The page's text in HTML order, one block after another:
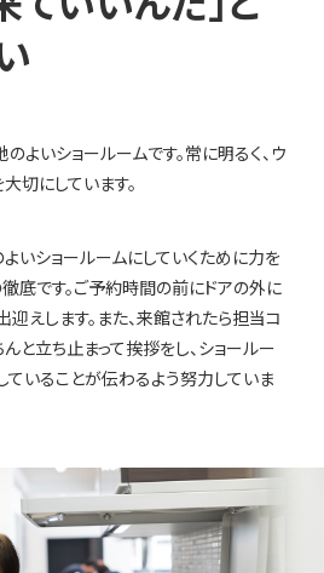
よいショールームです。常に明るく、ウ
切にしています。
いショールームにしていくために力を
底です。ご予約時間の前にドアの外に
迎えします。また、来館されたら担当コ
と立ち止まって挨拶をし、ショールー
いることが伝わるよう努力していま